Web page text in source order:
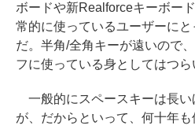
ボードや新Realforceキーボー
常的に使っているユーザーに
だ。半角/全角キーが遠いので
フに使っている身としてはつら
一般的にスペースキーは長い
が、だからといって、何十年